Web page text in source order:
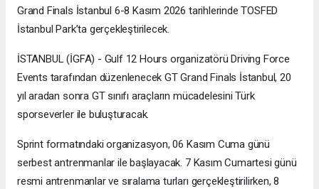
Grand Finals İstanbul 6-8 Kasım 2026 tarihlerinde TOSFED
İstanbul Park’ta gerçekleştirilecek.
İSTANBUL (İGFA) - Gulf 12 Hours organizatörü Driving Force
Events tarafından düzenlenecek GT Grand Finals İstanbul, 20
yıl aradan sonra GT sınıfı araçların mücadelesini Türk
sporseverler ile buluşturacak.
Sprint formatındaki organizasyon, 06 Kasım Cuma günü
serbest antrenmanlar ile başlayacak. 7 Kasım Cumartesi günü
resmi antrenmanlar ve sıralama turları gerçekleştirilirken, 8